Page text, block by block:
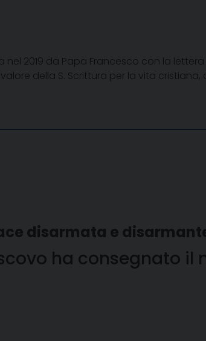
2019 da Papa Francesco con la lettera
della S. Scrittura per la vita cristiana,
disarmata e
ha consegnato il